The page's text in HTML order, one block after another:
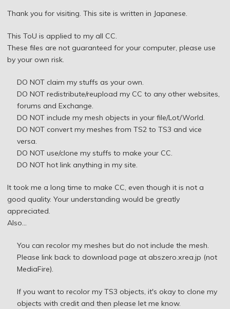
Thank you for visiting. This site is written in Japanese.
This ToU is applied to my all CC.
These files are not guaranteed for your computer, please use
by your own risk.
DO NOT claim my stuffs as your own.
DO NOT redistribute/reupload my CC to any other websites,
forums and Exchange.
DO NOT include my mesh objects in your file/Lot/World.
DO NOT convert my meshes from TS2 to TS3 and vice
versa.
DO NOT use/clone my stuffs to make your CC.
DO NOT hot link anything in my site.
It took me a long time to make CC, even though it is not a
good quality. Your understanding would be greatly
appreciated.
Also...
You can recolor my meshes but do not include the mesh.
Please link back to download page at abszero.xrea.jp (not
MediaFire).
If you want to recolor my TS3 objects, it's okay to clone my
objects with credit and then please let me know.